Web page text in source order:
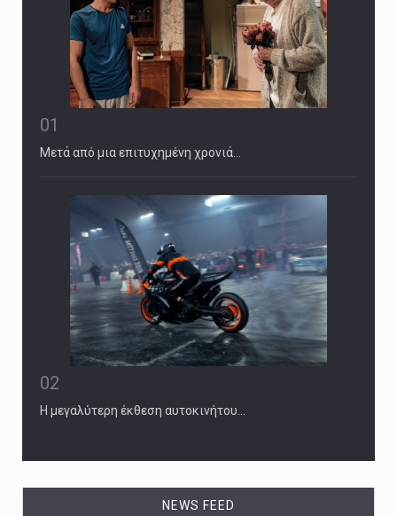
01
Μετά από μια επιτυχημένη χρονιά…
02
Η μεγαλύτερη έκθεση αυτοκινήτου…
NEWS FEED
October 5, 2024